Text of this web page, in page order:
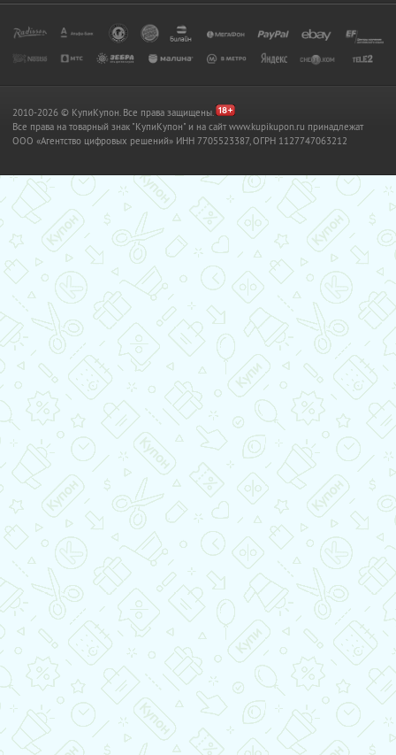
2010-2026 © КупиКупон. Все права защищены.
Все права на товарный знак "КупиКупон" и на сайт www.kupikupon.ru принадлежат
OOO «Агентство цифровых решений» ИНН 7705523387, ОГРН 1127747063212